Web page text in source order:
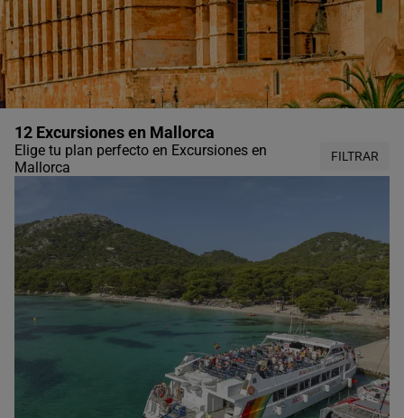
12 Excursiones en Mallorca
Elige tu plan perfecto en Excursiones en
Mallorca
FILTRAR